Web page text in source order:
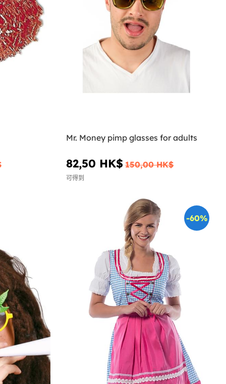
Mr. Money pimp glasses for adults
82,50 HK$ 150,00 HK$
可得到
-60%